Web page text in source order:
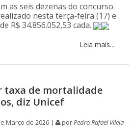
as seis dezenas do concurso
nesta terça-feira (17) e
R$ 34.856.052,53 cada.
Leia mais...
taxa de mortalidade
diz Unicef
Março de 2026 | porPedro Rafael Vilela -